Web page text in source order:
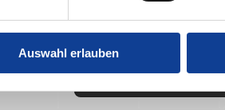
Auswahl erlauben
58,1cm x 36,7cm x 34,7cm